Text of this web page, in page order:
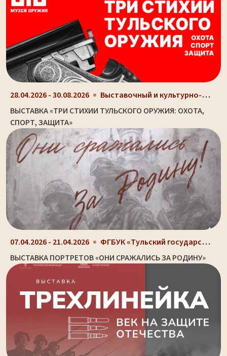
28.04.2026 - 30.08.2026 Выставочный и культурно-просветительный центр Туль...
ВЫСТАВКА «ТРИ СТИХИИ ТУЛЬСКОГО ОРУЖИЯ: ОХОТА,
СПОРТ, ЗАЩИТА»
07.04.2026 - 21.04.2026 ФГБУК «Тульский государственный музей оружия», г....
ВЫСТАВКА ПОРТРЕТОВ «ОНИ СРАЖАЛИСЬ ЗА РОДИНУ»